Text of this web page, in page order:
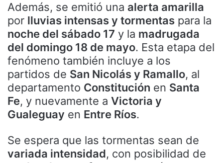
Además, se emitió una alerta amarilla
por lluvias intensas y tormentas para la
noche del sábado 17 y la madrugada
del domingo 18 de mayo. Esta etapa del
fenómeno también incluye a los
partidos de San Nicolás y Ramallo, al
departamento Constitución en Santa
Fe, y nuevamente a Victoria y
Gualeguay en Entre Ríos.
Se espera que las tormentas sean de
variada intensidad, con posibilidad de